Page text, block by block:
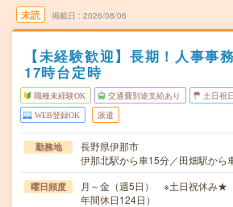
未読 掲載日 2026/08/06
【未経験歓迎】長期！人事事
17時台定時
職種未経験OK 交通費別途支給あり 土日祝
WEB登録OK 派遣
勤務地
長野県伊那市
伊那北駅から車15分／田畑駅から
曜日頻度
月～金（週5日） ※土日祝休み★
年間休日124日）